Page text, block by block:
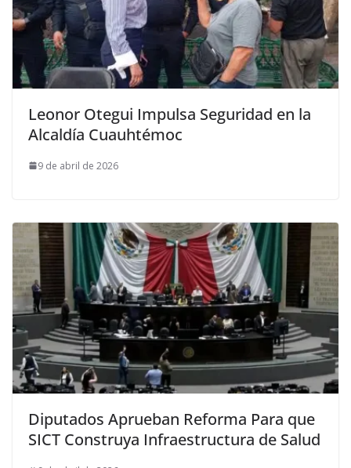
Leonor Otegui Impulsa Seguridad en la
Alcaldía Cuauhtémoc
9 de abril de 2026
Diputados Aprueban Reforma Para que
SICT Construya Infraestructura de Salud